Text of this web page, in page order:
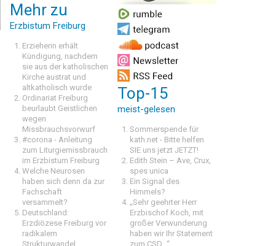
Mehr zu
Erzbistum Freiburg
Erzieherin erhält
Kündigung, nachdem
sie aus der katholischen
Kirche austrat und
altkatholisch wurde
Ordinariat Freiburg
beurlaubt Geistlichen
wegen
Missbrauchsvorwurf
#corona - Anleitung
zum Liturgiemissbrauch
im Erzbistum Freiburg
Welche Neurosen
haben sich denn da zur
Fachschaft
versammelt?
Deutschland:
Erzdiözese Freiburg vor
radikalem
Strukturwandel
Top-15
meist-gelesen
Sommerspende für
kath.net - Bitte helfen
SIE uns jetzt JETZT!
Edith Stein – Ave, Crux,
spes unica
Ein Signal des
Himmels?
„Sehr geehrter Herr
Erzbischof Koch, mit
großer Verwunderung
haben wir Ihr Statement
zum CSD…“